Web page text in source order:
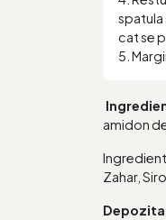
spatula
cat se
5.
amidon
Zahar,